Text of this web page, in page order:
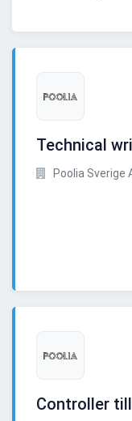
Technical
Poolia Sverige
Controller